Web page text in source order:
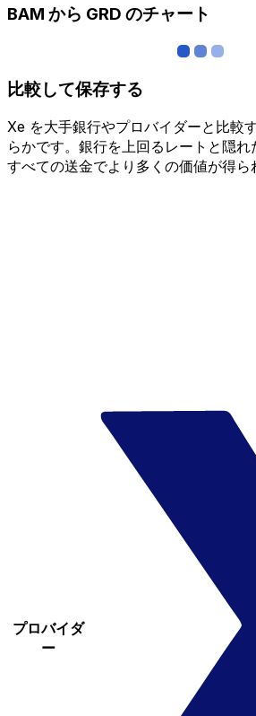
BAM から GRD のチャート
比較して保存する
Xe を大手銀行やプロバイダーと比較
らかです。銀行を上回るレートと隠れ
すべての送金でより多くの価値が得ら
プロバイダ
ー